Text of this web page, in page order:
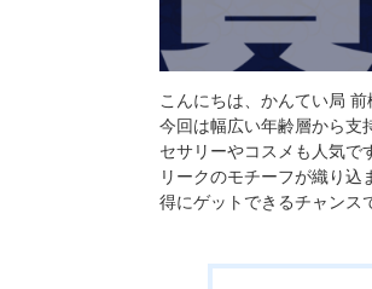
こんにちは、かんてい局 前
今回は幅広い年齢層から支
セサリーやコスメも人気で
リークのモチーフが織り
得にゲットできるチャンス